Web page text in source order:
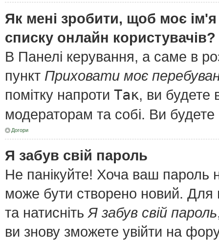
Як мені зробити, щоб моє
списку онлайн користувачів?
В Панелі керування, а саме в
пункт Приховати моє
помітку напроти Так, ви будете
модераторам та собі. Ви
Догори
Я забув свій пароль
Не панікуйте! Хоча ваш пароль
може бути створено новий. Для
та натисніть Я забув свій пароль
ви знову зможете увійти на